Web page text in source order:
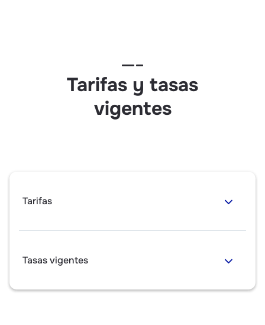
Tarifas y tasas
vigentes
Tarifas
Tasas vigentes